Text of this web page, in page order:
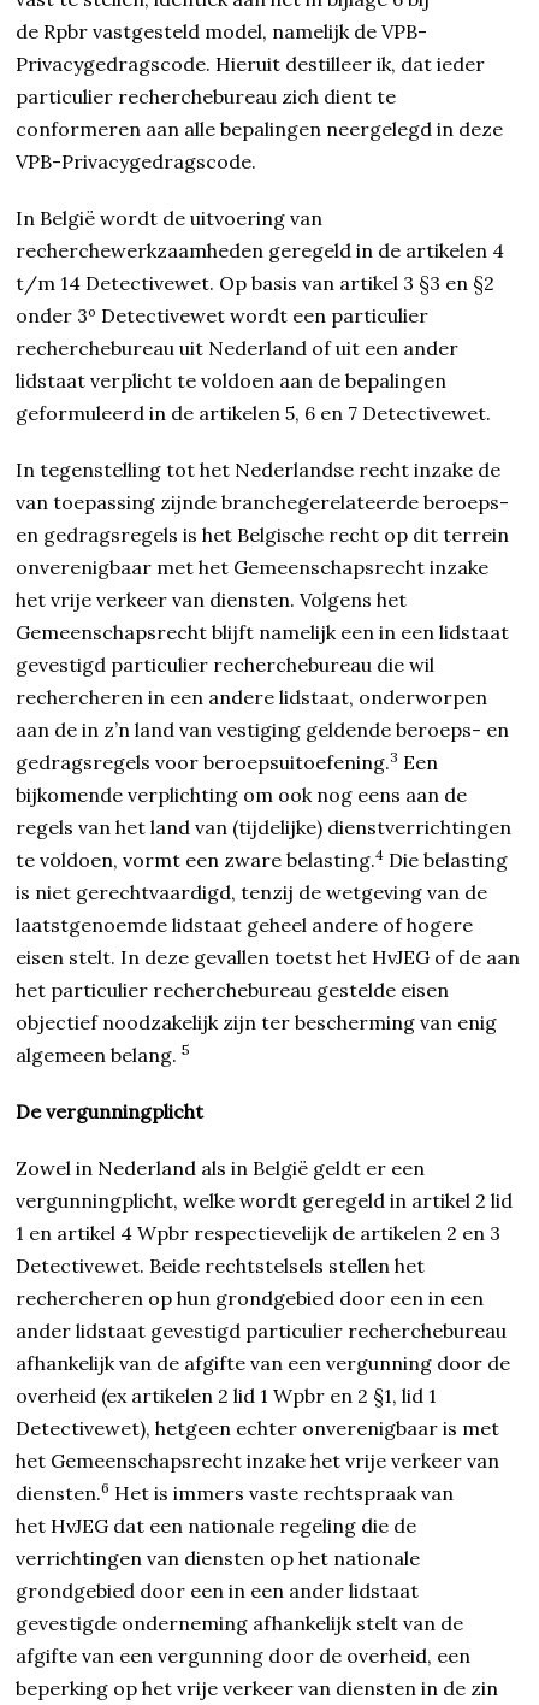
de Rpbr vastgesteld model, namelijk de VPB-
Privacygedragscode. Hieruit destilleer ik, dat ieder
particulier recherchebureau zich dient te
conformeren aan alle bepalingen neergelegd in deze
VPB-Privacygedragscode.
In België wordt de uitvoering van
recherchewerkzaamheden geregeld in de artikelen 4
t/m 14 Detectivewet. Op basis van artikel 3 §3 en §2
onder 3º Detectivewet wordt een particulier
recherchebureau uit Nederland of uit een ander
lidstaat verplicht te voldoen aan de bepalingen
geformuleerd in de artikelen 5, 6 en 7 Detectivewet.
In tegenstelling tot het Nederlandse recht inzake de
van toepassing zijnde branchegerelateerde beroeps-
en gedragsregels is het Belgische recht op dit terrein
onverenigbaar met het Gemeenschapsrecht inzake
het vrije verkeer van diensten. Volgens het
Gemeenschapsrecht blijft namelijk een in een lidstaat
gevestigd particulier recherchebureau die wil
rechercheren in een andere lidstaat, onderworpen
aan de in z’n land van vestiging geldende beroeps- en
gedragsregels voor beroepsuitoefening.3 Een
bijkomende verplichting om ook nog eens aan de
regels van het land van (tijdelijke) dienstverrichtingen
te voldoen, vormt een zware belasting.4 Die belasting
is niet gerechtvaardigd, tenzij de wetgeving van de
laatstgenoemde lidstaat geheel andere of hogere
eisen stelt. In deze gevallen toetst het HvJEG of de aan
het particulier recherchebureau gestelde eisen
objectief noodzakelijk zijn ter bescherming van enig
algemeen belang.5
De vergunningplicht
Zowel in Nederland als in België geldt er een
vergunningplicht, welke wordt geregeld in artikel 2 lid
1 en artikel 4 Wpbr respectievelijk de artikelen 2 en 3
Detectivewet. Beide rechtstelsels stellen het
rechercheren op hun grondgebied door een in een
ander lidstaat gevestigd particulier recherchebureau
afhankelijk van de afgifte van een vergunning door de
overheid (ex artikelen 2 lid 1 Wpbr en 2 §1, lid 1
Detectivewet), hetgeen echter onverenigbaar is met
het Gemeenschapsrecht inzake het vrije verkeer van
diensten.6 Het is immers vaste rechtspraak van
het HvJEG dat een nationale regeling die de
verrichtingen van diensten op het nationale
grondgebied door een in een ander lidstaat
gevestigde onderneming afhankelijk stelt van de
afgifte van een vergunning door de overheid, een
beperking op het vrije verkeer van diensten in de zin